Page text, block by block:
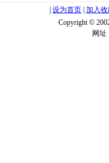
设为首页 加入
Copyright ©
网址